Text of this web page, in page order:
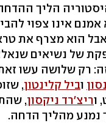
הליך
אינו צפוי
הוא מצרף את
של נשיאים
רק שלושה עשו
וביל קלינטון,
וריצ'רד ניקסון,
נמנע מהליך הדחה.